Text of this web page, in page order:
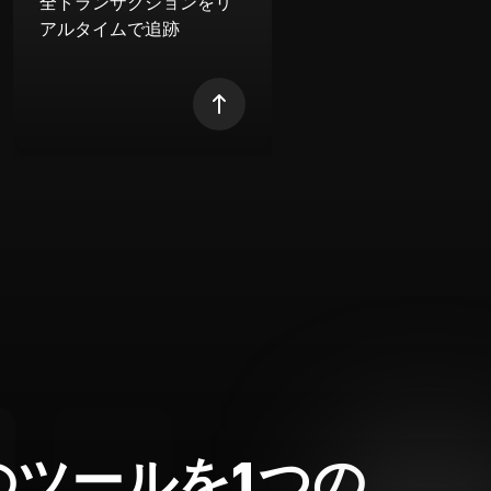
アルタイムで追跡